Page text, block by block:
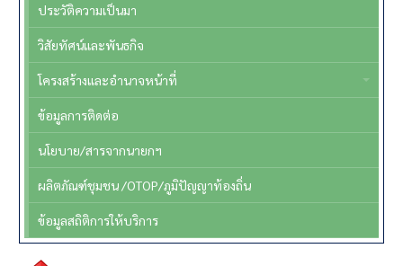
ประวัติความเป็นมา
วิสัยทัศน์และพันธกิจ
โครงสร้างและอำนาจหน้าที่
ข้อมูลการติดต่อ
นโยบาย/สารจากนายกฯ
ผลิตภัณฑ์ชุมชน /OTOP/ภูมิปัญญาท้องถิ่น
ข้อมูลสถิติการให้บริการ